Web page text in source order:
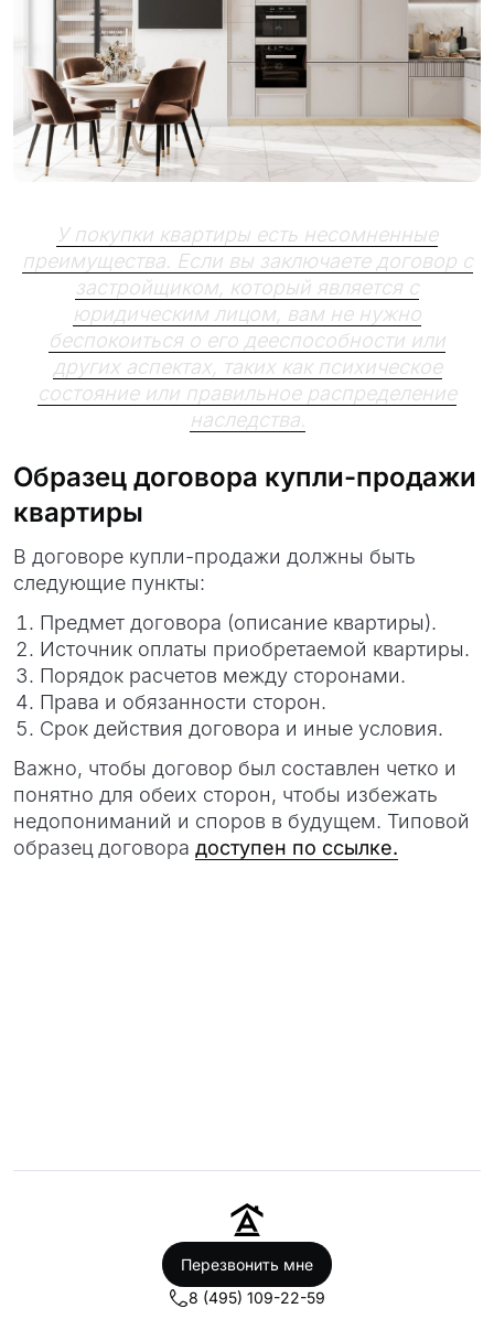
У покупки квартиры есть несомненные
преимущества. Если вы заключаете договор с
застройщиком, который является с
юридическим лицом, вам не нужно
беспокоиться о его дееспособности или
других аспектах, таких как психическое
состояние или правильное распределение
наследства.
Образец договора купли-продажи
квартиры
В договоре купли-продажи должны быть
следующие пункты:
Предмет договора (описание квартиры).
Источник оплаты приобретаемой квартиры.
Порядок расчетов между сторонами.
Права и обязанности сторон.
Срок действия договора и иные условия.
Важно, чтобы договор был составлен четко и
понятно для обеих сторон, чтобы избежать
недопониманий и споров в будущем. Типовой
образец договора доступен по ссылке.
Перезвонить мне
8 (495) 109-22-59